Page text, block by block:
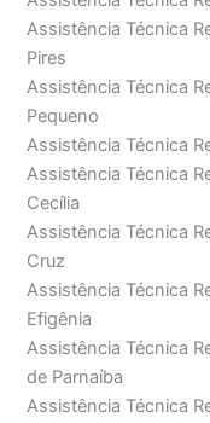
Assistência Técnica
Pires
Assistência Técnica
Pequeno
Assistência Técnica
Assistência Técnica
Cecília
Assistência Técnica
Cruz
Assistência Técnica
Efigênia
Assistência Técnica
de Parnaíba
Assistência Técnica